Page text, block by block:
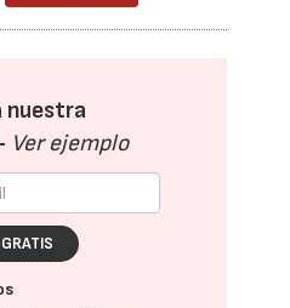
nuestra
Ver ejemplo